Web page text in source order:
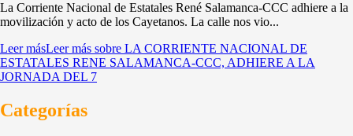
La Corriente Nacional de Estatales René Salamanca-CCC adhiere a la
movilización y acto de los Cayetanos. La calle nos vio...
Leer másLeer más sobre LA CORRIENTE NACIONAL DE
ESTATALES RENE SALAMANCA-CCC, ADHIERE A LA
JORNADA DEL 7
Categorías